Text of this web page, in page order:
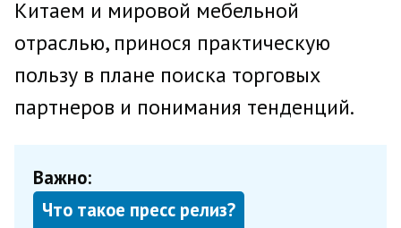
Китаем и мировой мебельной
отраслью, принося практическую
пользу в плане поиска торговых
партнеров и понимания тенденций.
Важно:
Что такое пресс релиз?